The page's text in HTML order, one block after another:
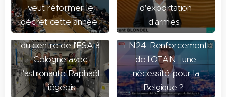
veut réformer le
décret cette année
d'exportation
d'armes.
9 janvier 2025. Visite
du centre de l'ESA à
Cologne avec
l'astronaute Raphaël
Liégeois.
27 novembre 2024.
LN24. Renforcement
de l'OTAN : une
nécessité pour la
Belgique ?
26 novembre 2024.
10 novembre
2024. Entre le slogan «
America First ! » du
président élu Donald
Trump et les nombreux
31 octobre 2024. La
COSAC s'est réunie
cette semaine à